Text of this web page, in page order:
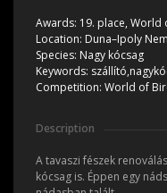
Awards: 19. place, World
Location: Duna–Ipoly
Species: Nagy kócsag
Keywords:
Competition: World of
Description
A tavaszi fészek
kócsag is. Éppen egy